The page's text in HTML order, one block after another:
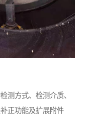
测方式、检测介质、
正功能及扩展附件